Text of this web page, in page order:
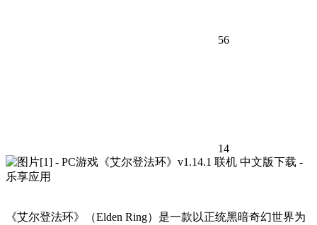
56
14
《艾尔登法环》（Elden Ring）是一款以正统黑暗奇幻世界为